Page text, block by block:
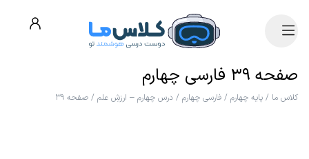
صفحه ۳۹ فارسی چهارم
کلاس ما / پایه چهارم / فارسی چهارم / درس چهارم – ارزشِ علم / صفحه ۳۹